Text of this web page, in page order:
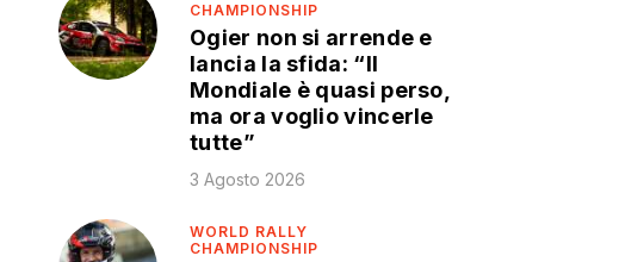
CHAMPIONSHIP
Ogier non si arrende e
lancia la sfida: “Il
Mondiale è quasi perso,
ma ora voglio vincerle
tutte”
3 Agosto 2026
WORLD RALLY
CHAMPIONSHIP